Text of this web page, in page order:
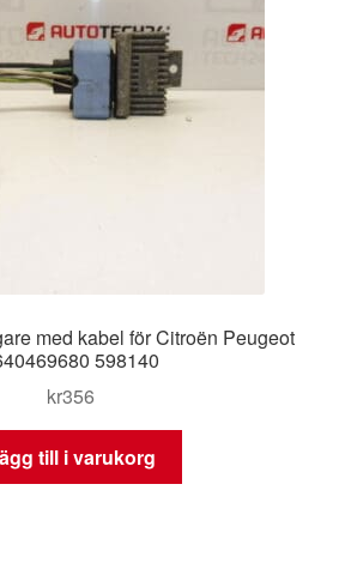
med kabel för Citroën Peugeot
598140
kr356
till i varukorg